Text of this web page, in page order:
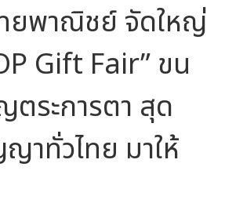
ยพาณิชย์ จัดใหญ่
Gift Fair” ขน
ระการตา สุด
าทั่วไทย มาให้